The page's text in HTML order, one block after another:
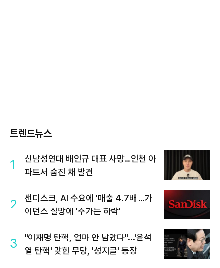
트렌드뉴스
1
신남성연대 배인규 대표 사망…인천 아
파트서 숨진 채 발견
2
샌디스크, AI 수요에 '매출 4.7배'…가
이던스 실망에 '주가는 하락'
3
"이재명 탄핵, 얼마 안 남았다"...'윤석
열 탄핵' 맞힌 무당, '성지글' 등장